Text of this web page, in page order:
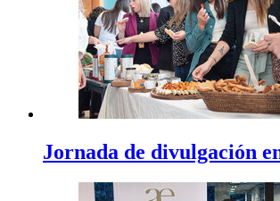
Jornada de divulgación